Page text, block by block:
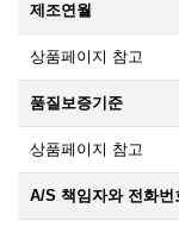
제조연월
상품페이지 참고
품질보증기준
상품페이지 참고
A/S 책임자와 전화번